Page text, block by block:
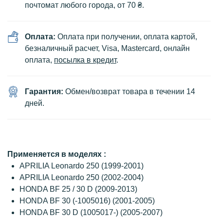
почтомат любого города, от 70 ₴.
Оплата: Оплата при получении, оплата картой,
безналичный расчет, Visa, Mastercard, онлайн
оплата, посылка в кредит.
Гарантия: Обмен/возврат товара в течении 14
дней.
Применяется в моделях :
APRILIA Leonardo 250 (1999-2001)
APRILIA Leonardo 250 (2002-2004)
HONDA BF 25 / 30 D (2009-2013)
HONDA BF 30 (-1005016) (2001-2005)
HONDA BF 30 D (1005017-) (2005-2007)